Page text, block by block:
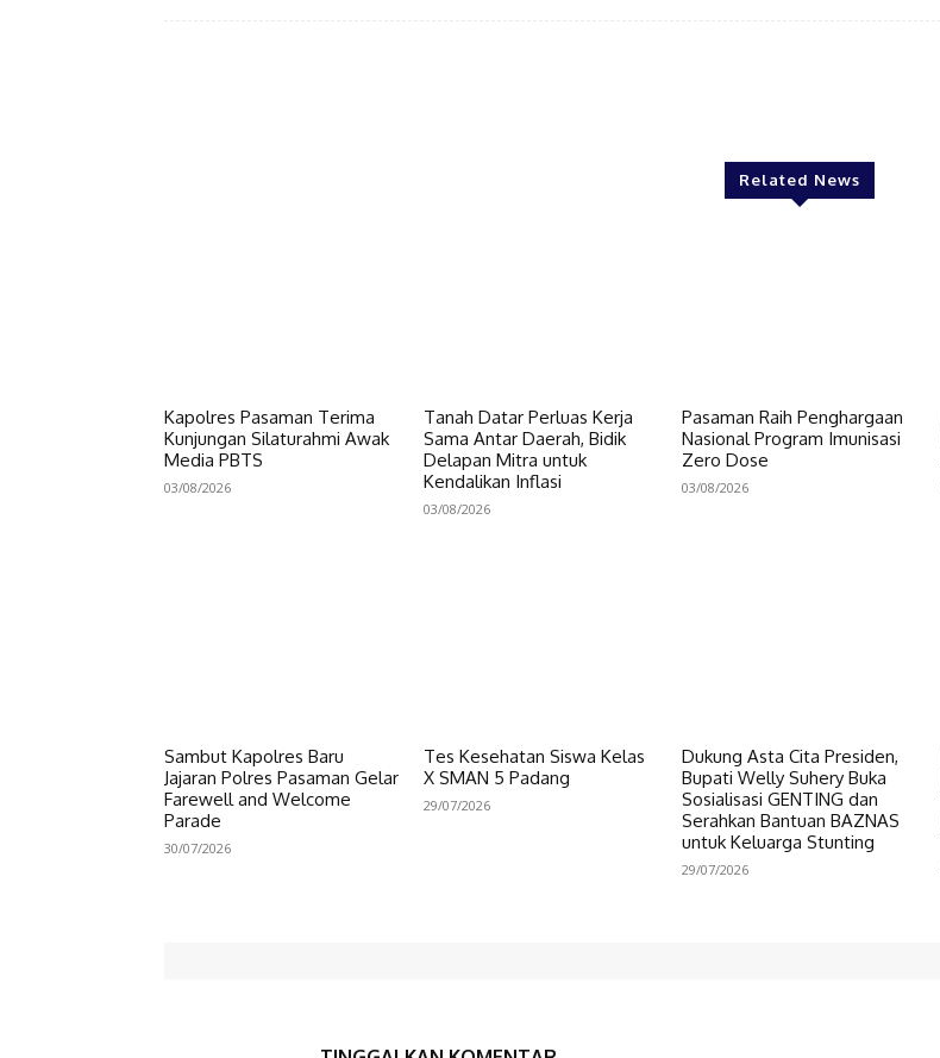
Related News
Kapolres Pasaman Terima
Kunjungan Silaturahmi Awak
Media PBTS
03/08/2026
Tanah Datar Perluas Kerja
Sama Antar Daerah, Bidik
Delapan Mitra untuk
Kendalikan Inflasi
03/08/2026
Pasaman Raih Penghargaan
Nasional Program Imunisasi
Zero Dose
03/08/2026
Sambut Kapolres Baru
Jajaran Polres Pasaman Gelar
Farewell and Welcome
Parade
30/07/2026
Tes Kesehatan Siswa Kelas
X SMAN 5 Padang
29/07/2026
Dukung Asta Cita Presiden,
Bupati Welly Suhery Buka
Sosialisasi GENTING dan
Serahkan Bantuan BAZNAS
untuk Keluarga Stunting
29/07/2026